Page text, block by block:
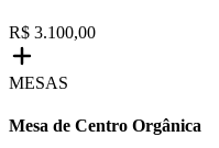
R$ 3.100,00
MESAS
Mesa de Centro Orgânica